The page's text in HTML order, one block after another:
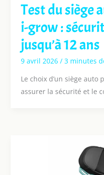
Test du siège
i-grow :
jusqu’à 12 ans
9 avril 2026 / 3 minutes
Le choix d’un siège
assurer la sécurité et le